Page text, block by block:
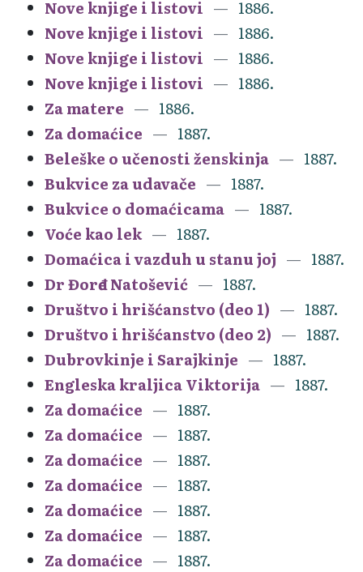
Nove knjige i listovi
1886.
Nove knjige i listovi
1886.
Nove knjige i listovi
1886.
Nove knjige i listovi
1886.
Za matere
1886.
Za domaćice
1887.
Beleške o učenosti ženskinja
1887.
Bukvice za udavače
1887.
Bukvice o domaćicama
1887.
Voće kao lek
1887.
Domaćica i vazduh u stanu joj
1887.
Dr Đorđe Natošević
1887.
Društvo i hrišćanstvo (deo 1)
1887.
Društvo i hrišćanstvo (deo 2)
1887.
Dubrovkinje i Sarajkinje
1887.
Engleska kraljica Viktorija
1887.
Za domaćice
1887.
Za domaćice
1887.
Za domaćice
1887.
Za domaćice
1887.
Za domaćice
1887.
Za domaćice
1887.
Za domaćice
1887.